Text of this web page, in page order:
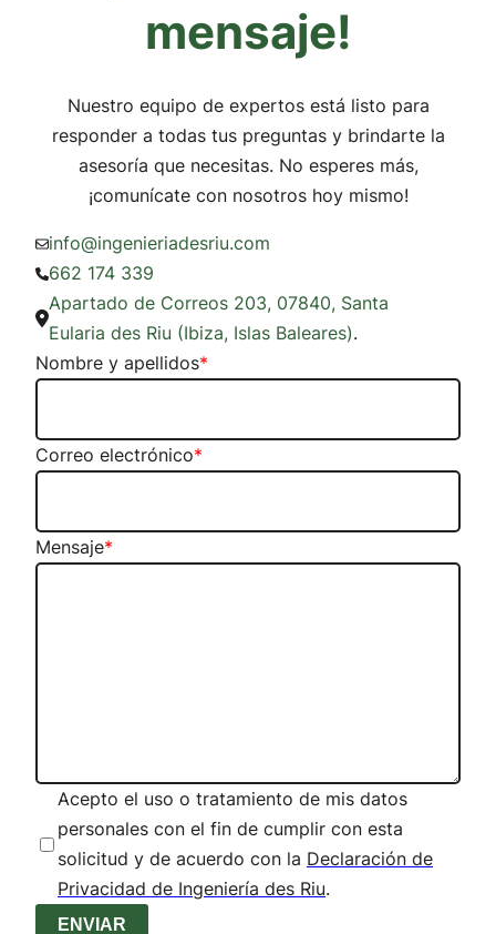
mensaje!
Nuestro equipo de expertos está listo para
responder a todas tus preguntas y brindarte la
asesoría que necesitas. No esperes más,
¡comunícate con nosotros hoy mismo!
info@ingenieriadesriu.com
662 174 339
Apartado de Correos 203, 07840, Santa
Eularia des Riu (Ibiza, Islas Baleares).
Nombre y apellidos*
Correo electrónico*
Mensaje*
Acepto el uso o tratamiento de mis datos
personales con el fin de cumplir con esta
solicitud y de acuerdo con la Declaración de
Privacidad de Ingeniería des Riu.
ENVIAR